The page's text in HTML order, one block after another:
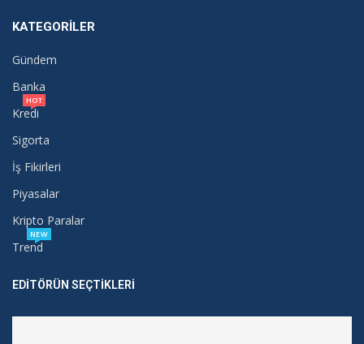
KATEGORILER
Gündem
Banka
Kredi
HOT
Sigorta
İş Fikirleri
Piyasalar
Kripto Paralar
Trend
NEW
EDITÖRÜN SEÇTIKLERI